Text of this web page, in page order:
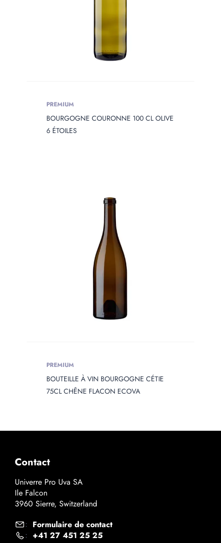
PREMIUM
BOURGOGNE COURONNE 100 CL OLIVE
6 ÉTOILES
PREMIUM
BOUTEILLE À VIN BOURGOGNE CÉTIE
75CL CHÊNE FLACON ECOVA
Contact
Univerre Pro Uva SA
Ile Falcon
3960 Sierre, Switzerland
: Formulaire de contact
: +41 27 451 25 25